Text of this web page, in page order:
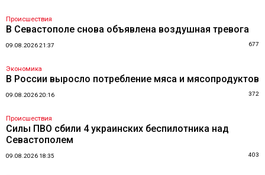
Происшествия
В Севастополе снова объявлена воздушная тревога
09.08.2026 21:37 677
Экономика
В России выросло потребление мяса и мясопродуктов
09.08.2026 20:16 372
Происшествия
Силы ПВО сбили 4 украинских беспилотника над
Севастополем
09.08.2026 18:35 403